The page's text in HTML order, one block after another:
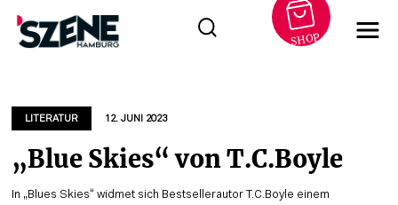
springen
SHOP
LITERATUR 12. JUNI 2023
„Blue Skies“ von T.C.Boyle
In „Blues Skies“ widmet sich Bestsellerautor T.C.Boyle einem